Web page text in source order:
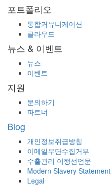
포트폴리오
통합커뮤니케이션
클라우드
뉴스 & 이벤트
뉴스
이벤트
지원
문의하기
파트너
Blog
개인정보취급방침
이메일무단수집거부
수출관리 이행선언문
Modern Slavery Statement
Legal